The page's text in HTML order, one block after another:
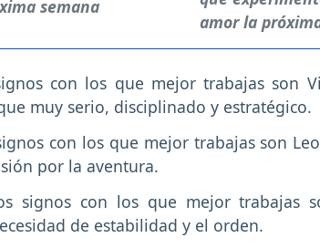
amor la
con los que mejor trabajas son
muy serio, disciplinado y estratégico.
con los que mejor trabajas son
por la aventura.
signos con los que mejor trabajas
de estabilidad y el orden.